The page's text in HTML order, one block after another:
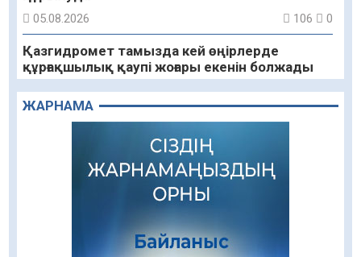
05.08.2026 106 0
Қазгидромет тамызда кей өңірлерде
құрғақшылық қаупі жоғары екенін болжады
05.08.2026 84 0
Алғашқы цифрлық жасанды интеллект
құралдарының таныстырылымы өтті
05.08.2026
«Қайрат» Чемпиондар лигасының іріктеуінде
«Левскиге» есе жіберді
ЖАРНАМА